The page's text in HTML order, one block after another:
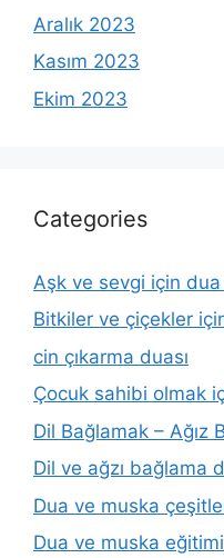
Aralık 2023
Kasım 2023
Ekim 2023
Categories
Aşk ve sevgi için
Bitkiler ve çiçekler
cin çıkarma duası
Çocuk sahibi olmak
Dil Bağlamak – Ağız
Dil ve ağzı bağlama
Dua ve muska
Dua ve muska eğitimi